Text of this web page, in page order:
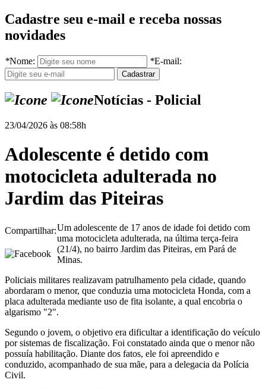
Cadastre seu e-mail e receba nossas
novidades
*Nome: *E-mail:
Notícias - Policial
23/04/2026 às 08:58h
Adolescente é detido com
motocicleta adulterada no
Jardim das Piteiras
Compartilhar:Um adolescente de 17 anos de idade foi detido com
uma motocicleta adulterada, na última terça-feira
(21/4), no bairro Jardim das Piteiras, em Pará de
Minas.
Policiais militares realizavam patrulhamento pela cidade, quando
abordaram o menor, que conduzia uma motocicleta Honda, com a
placa adulterada mediante uso de fita isolante, a qual encobria o
algarismo "2".
Segundo o jovem, o objetivo era dificultar a identificação do veículo
por sistemas de fiscalização. Foi constatado ainda que o menor não
possuía habilitação. Diante dos fatos, ele foi apreendido e
conduzido, acompanhado de sua mãe, para a delegacia da Polícia
Civil.